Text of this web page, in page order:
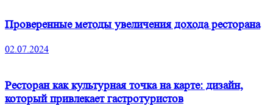
Проверенные методы увеличения дохода ресторана
02.07.2024
Ресторан как культурная точка на карте: дизайн,
который привлекает гастротуристов